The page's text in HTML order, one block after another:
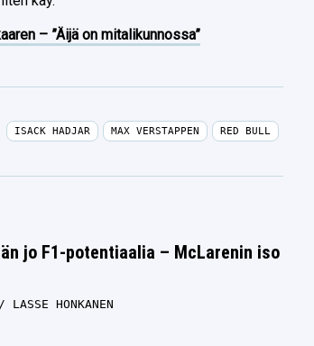
– ”Äijä on mitalikunnossa”
ISACK HADJAR MAX VERSTAPPEN RED BULL
jo F1-potentiaalia – McLarenin iso
LASSE HONKANEN